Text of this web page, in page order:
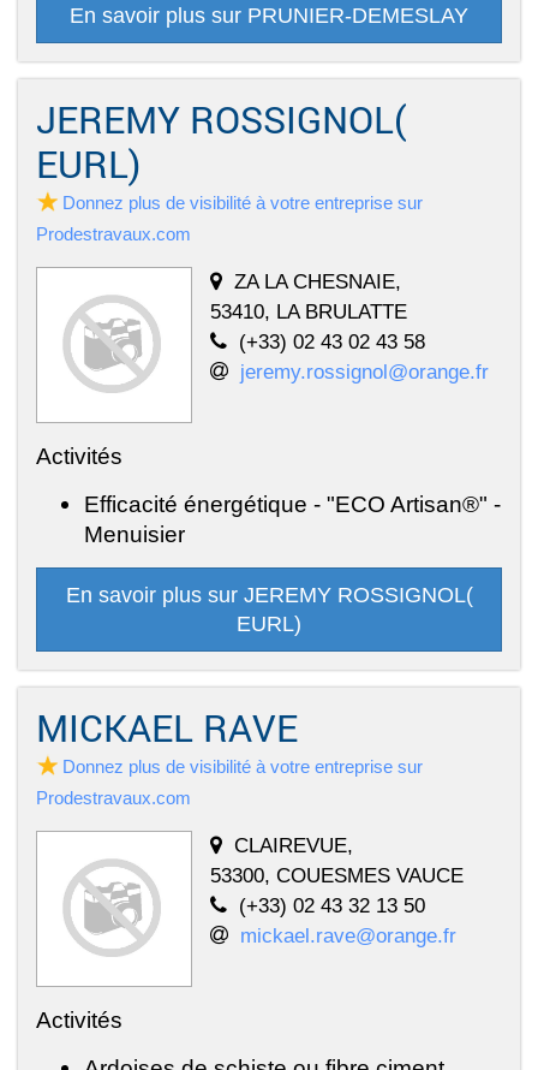
En savoir plus sur PRUNIER-DEMESLAY
JEREMY ROSSIGNOL(
EURL)
Donnez plus de visibilité à votre entreprise sur
Prodestravaux.com
ZA LA CHESNAIE,
53410, LA BRULATTE
(+33) 02 43 02 43 58
jeremy.rossignol@orange.fr
Activités
Efficacité énergétique - "ECO Artisan®" -
Menuisier
En savoir plus sur JEREMY ROSSIGNOL(
EURL)
MICKAEL RAVE
Donnez plus de visibilité à votre entreprise sur
Prodestravaux.com
CLAIREVUE,
53300, COUESMES VAUCE
(+33) 02 43 32 13 50
mickael.rave@orange.fr
Activités